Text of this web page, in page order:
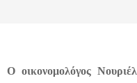
Ο οικονομολόγος